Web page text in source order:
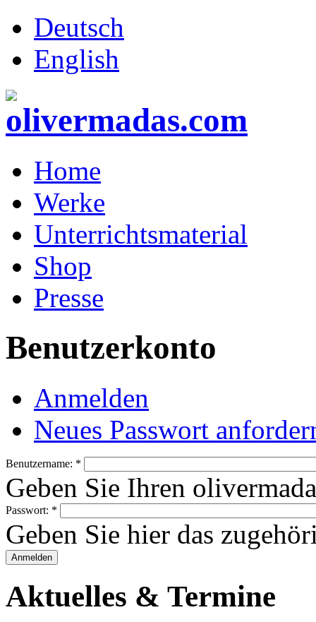
Deutsch
English
Home
Werke
Unterrichtsmaterial
Shop
Presse
Benutzerkonto
Anmelden
Neues Passwort
Benutzername: *
Geben Sie Ihren
Passwort: *
Geben Sie hier das
Aktuelles & Termine